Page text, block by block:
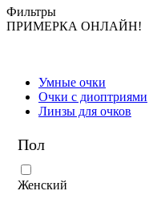
Фильтры
ПРИМЕРКА ОНЛАЙН!
Умные очки
Очки с диоптриями
Линзы для очков
Пол
Женский